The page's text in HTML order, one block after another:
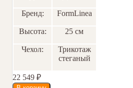
Бренд: FormLinea
Высота: 25 см
Чехол:
Трикотаж
стеганый
22 549 ₽